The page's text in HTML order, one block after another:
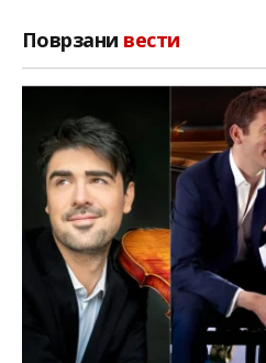
Поврзани вести